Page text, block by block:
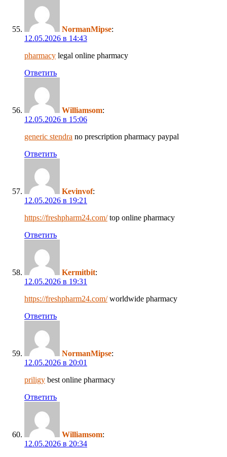
NormanMipse:
12.05.2026 в 14:43
pharmacy legal online pharmacy
Ответить
Williamsom:
12.05.2026 в 15:06
generic stendra no prescription pharmacy paypal
Ответить
Kevinvof:
12.05.2026 в 19:21
https://freshpharm24.com/top online pharmacy
Ответить
Kermitbit:
12.05.2026 в 19:31
https://freshpharm24.com/worldwide pharmacy
Ответить
NormanMipse:
12.05.2026 в 20:01
priligy best online pharmacy
Ответить
Williamsom:
12.05.2026 в 20:34